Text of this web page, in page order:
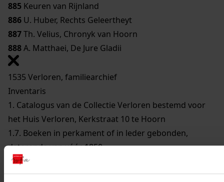
885 Keuren van Rijnland
886 U. Huber, Rechts Geleertheyt
887Th. Velius, Chronyk van Hoorn
888A. Matthaei, De Jure Gladii
1535 Verloren, familiearchief
Inventaris
1. Catalogus van de Collectie Verloren bestemd voor
het Huis Verloren, Kerkstraat 10 te Hoorn
1.7. Boeken in perkament of in leder gebonden,
daterende van vóór 1850